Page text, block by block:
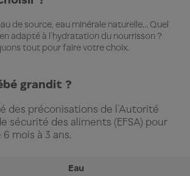
de source, eau minérale naturelle… Quel
adapté à l’hydratation du nourrisson ?
tout pour faire votre choix.
grandit ?
des préconisations de l’Autorité
sécurité des aliments (EFSA) pour
mois à 3 ans.
Eau